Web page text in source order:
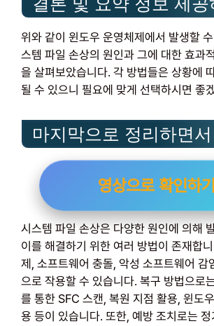
위와 같이 윈도우 운영체제에서 발생할
스템 파일 손상의 원인과 그에 대한 효과
을 살펴보았습니다. 각 방법들은 상황에
될 수 있으니 필요에 맞게 선택하시면 좋
마지막으로 정리하면서
영상으로 확인하기
시스템 파일 손상은 다양한 원인에 의해
이를 해결하기 위한 여러 방법이 존재합
제, 소프트웨어 충돌, 악성 소프트웨어 감
으로 작용할 수 있습니다. 복구 방법으로
를 통한 SFC 스캔, 복원 지점 활용, 윈도
용 등이 있습니다. 또한, 예방 조치로는